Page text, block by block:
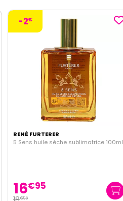
-2€
RENÉ FURTERER
5 Sens huile sèche sublimatrice 100ml
16€95
€95